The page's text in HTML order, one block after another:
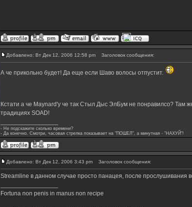
Добавлено: Вт Дек 12, 2006 12:58 pm Заголовок сообщения:
А че прикольно будет! Да еще если Шаво волосы отпустит.
Кстати а че Maynard'у че так Стыл Дыс ЭлБум не понравилсо? Там
традициях SOAD!
- Не подскажите сколько времени?
- Да конечно. Смотри, часовая стрелка показывает на "ПОШЕЛ", а минутная - "НАХУЙ"!
Добавлено: Вт Дек 12, 2006 3:43 pm Заголовок сообщения:
Streamline в данном случае просто панацея, после прослушивания
Fortuna non penis in manus non recipe